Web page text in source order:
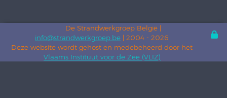
De Strandwerkgroep België |
info@strandwerkgroep.be | 2004 - 2026
Deze website wordt gehost en medebeheerd door het
Vlaams Instituut voor de Zee (VLIZ)